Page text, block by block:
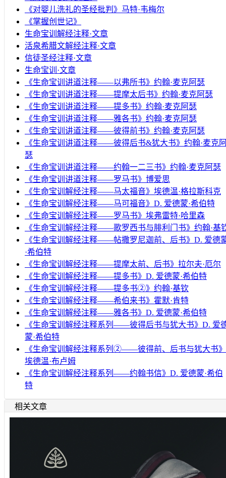
《对婴儿洗礼的圣经批判》马特·韦梅尔
《掌握创世记》
生命宝训解经注释·文章
活泉希腊文解经注释·文章
信徒圣经注释·文章
生命宝训·文章
《生命宝训讲道注释——以弗所书》约翰·麦克阿瑟
《生命宝训讲道注释——提摩太后书》约翰·麦克阿瑟
《生命宝训讲道注释——提多书》约翰·麦克阿瑟
《生命宝训讲道注释——雅各书》约翰·麦克阿瑟
《生命宝训讲道注释——彼得前书》约翰·麦克阿瑟
《生命宝训讲道注释——彼得后书&犹大书》约翰·麦克
瑟
《生命宝训讲道注释——约翰一二三书》约翰·麦克阿瑟
《生命宝训讲道注释——罗马书》博爱思
《生命宝训解经注释——马太福音》埃德温·格拉斯科克
《生命宝训解经注释——马可福音》D. 爱德蒙·希伯特
《生命宝训解经注释——罗马书》埃弗雷特·哈里森
《生命宝训解经注释——歌罗西书与腓利门书》约翰·基
《生命宝训解经注释——帖撒罗尼迦前、后书》D. 爱德
·希伯特
《生命宝训解经注释——提摩太前、后书》拉尔夫·厄尔
《生命宝训解经注释——提多书》D. 爱德蒙·希伯特
《生命宝训解经注释——提多书②》约翰·基钦
《生命宝训解经注释——希伯来书》霍默·肯特
《生命宝训解经注释——雅各书》D. 爱德蒙·希伯特
《生命宝训解经注释系列——彼得后书与犹大书》D. 爱
蒙·希伯特
《生命宝训解经注释系列②——彼得前、后书与犹大书》
埃德温·布卢姆
《生命宝训解经注释系列——约翰书信》D. 爱德蒙·希伯
特
相关文章